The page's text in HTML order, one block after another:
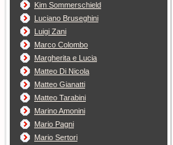
Kim Sommerschield
Luciano Bruseghini
Luigi Zani
Marco Colombo
Margherita e Lucia
Matteo Di Nicola
Matteo Gianatti
Matteo Tarabini
Marino Amonini
Mario Pagni
Mario Sertori